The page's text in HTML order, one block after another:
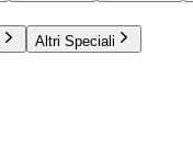
Altri Speciali